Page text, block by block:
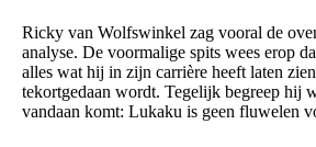
Ricky van Wolfswinkel zag vooral de
analyse. De voormalige spits wees erop
alles wat hij in zijn carrière heeft laten
tekortgedaan wordt. Tegelijk begreep hij
vandaan komt: Lukaku is geen fluwelen